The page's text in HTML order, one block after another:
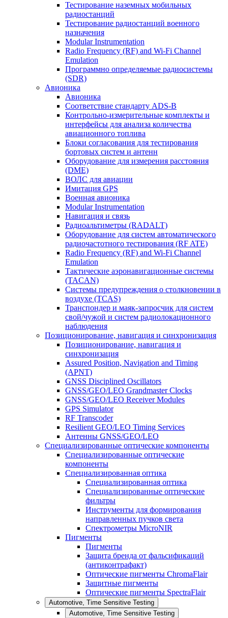
Тестирование наземных мобильных
радиостанций
Тестирование радиостанций военного
назначения
Modular Instrumentation
Radio Frequency (RF) and Wi-Fi Channel
Emulation
Программно определяемые радиосистемы
(SDR)
Авионика
Авионика
Соответствие стандарту ADS-B
Контрольно-измерительные комплекты и
интерфейсы для анализа количества
авиационного топлива
Блоки согласования для тестирования
бортовых систем и антенн
Оборудование для измерения расстояния
(DME)
ВОЛС для авиации
Имитация GPS
Военная авионика
Modular Instrumentation
Навигация и связь
Радиоальтиметры (RADALT)
Оборудование для систем автоматического
радиочастотного тестирования (RF ATE)
Radio Frequency (RF) and Wi-Fi Channel
Emulation
Тактические аэронавигационные системы
(TACAN)
Системы предупреждения о столкновении в
воздухе (TCAS)
Транспондер и маяк-запросчик для систем
свой/чужой и систем радиолокационного
наблюдения
Позиционирование, навигация и синхронизация
Позиционирование, навигация и
синхронизация
Assured Position, Navigation and Timing
(APNT)
GNSS Disciplined Oscillators
GNSS/GEO/LEO Grandmaster Clocks
GNSS/GEO/LEO Receiver Modules
GPS Simulator
RF Transcoder
Resilient GEO/LEO Timing Services
Антенны GNSS/GEO/LEO
Специализированные оптические компоненты
Специализированные оптические
компоненты
Специализированная оптика
Специализированная оптика
Специализированные оптические
фильтры
Инструменты для формирования
направленных пучков света
Спектрометры MicroNIR
Пигменты
Пигменты
Защита бренда от фальсификаций
(антиконтрафакт)
Оптические пигменты ChromaFlair
Защитные пигменты
Оптические пигменты SpectraFlair
Automotive, Time Sensitive Testing
Automotive, Time Sensitive Testing